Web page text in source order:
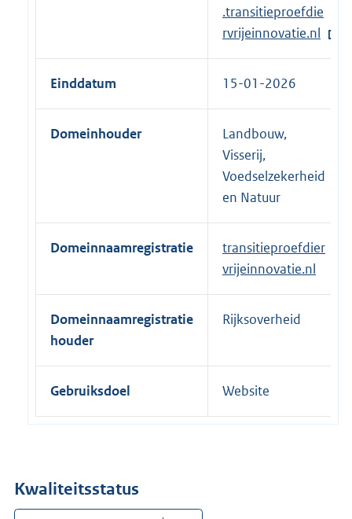
x
t
e
r
l
i
n
k
:
.transitieproefdie
rvrijeinnovatie.nl
Einddatum 15-01-2026
Domeinhouder
Landbouw,
Visserij,
Voedselzekerheid
en Natuur
Domeinnaamregistratie
transitieproefdier
vrijeinnovatie.nl
Domeinnaamregistratie
houder
Rijksoverheid
Gebruiksdoel Website
Kwaliteitsstatus